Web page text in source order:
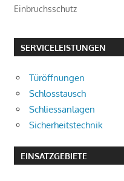
Einbruchsschutz
SERVICELEISTUNGEN
Türöffnungen
Schlosstausch
Schliessanlagen
Sicherheitstechnik
EINSATZGEBIETE